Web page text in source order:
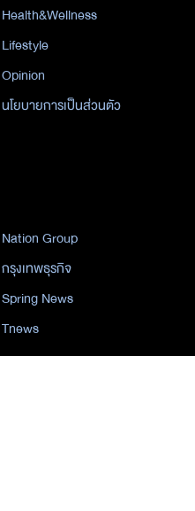
Health&Wellness
Lifestyle
Opinion
นโยบายการเป็นส่วนตัว
Nation Group
กรุงเทพธุรกิจ
Spring News
Tnews